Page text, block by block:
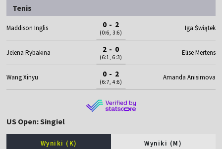
Tenis
Maddison Inglis 0 - 2
(0:6, 3:6)
Iga Świątek
Jelena Rybakina 2 - 0
(6:1, 6:3)
Elise Mertens
Wang Xinyu 0 - 2
(6:7, 4:6)
Amanda Anisimova
US Open: Singiel
Wyniki (K) Wyniki (M)